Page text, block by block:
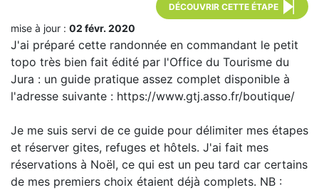
DÉCOUVRIR CETTE ÉTAPE
mise à jour : 02 févr. 2020
J'ai préparé cette randonnée en commandant le petit
topo très bien fait édité par l'Office du Tourisme du
Jura : un guide pratique assez complet disponible à
l'adresse suivante : https://www.gtj.asso.fr/boutique/
Je me suis servi de ce guide pour délimiter mes étapes
et réserver gites, refuges et hôtels. J'ai fait mes
réservations à Noël, ce qui est un peu tard car certains
de mes premiers choix étaient déjà complets. NB :